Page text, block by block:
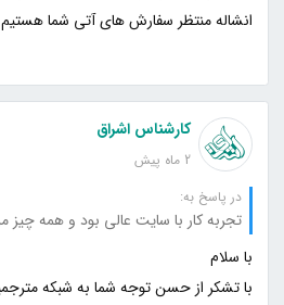
انشاله منتظر سفارش های آتی شما هستیم
کارشناس اشراق
2 ماه پیش
در پاسخ به: